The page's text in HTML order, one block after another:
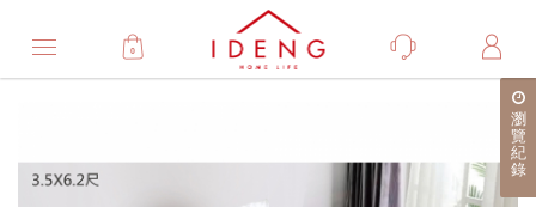
0
瀏
覽
紀
錄
品